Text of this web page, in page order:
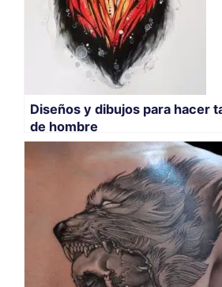
Diseños y dibujos para hacer
de hombre